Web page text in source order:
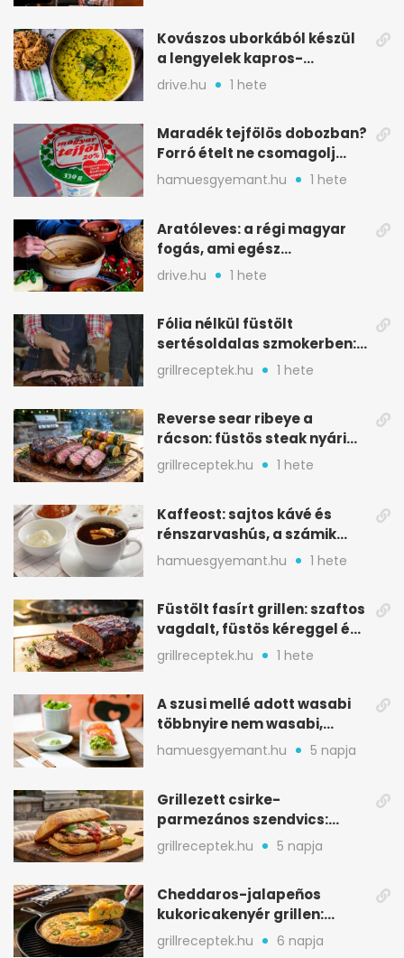
Kovászos uborkából készül
a lengyelek kapros-
savanykás levese
drive.hu 1 hete
Maradék tejfölös dobozban?
Forró ételt ne csomagolj
ilyen tégelybe
hamuesgyemant.hu 1 hete
Aratóleves: a régi magyar
fogás, ami egész
csapatokat jóllakatott
drive.hu 1 hete
Fólia nélkül füstölt
sertésoldalas szmokerben:
ropogós bark, 6 óra
grillreceptek.hu 1 hete
Reverse sear ribeye a
rácson: füstös steak nyári
tökkebabbal
grillreceptek.hu 1 hete
Kaffeost: sajtos kávé és
rénszarvashús, a számik
melegítő itala
hamuesgyemant.hu 1 hete
Füstölt fasírt grillen: szaftos
vagdalt, füstös kéreggel és
BBQ mázzal
grillreceptek.hu 1 hete
A szusi mellé adott wasabi
többnyire nem wasabi,
hanem fűszerkeverék
hamuesgyemant.hu 5 napja
Grillezett csirke-
parmezános szendvics:
ropogós csirke, olvadó sajt
grillreceptek.hu 5 napja
Cheddaros-jalapeños
kukoricakenyér grillen:
ropogós alj, puha belső
grillreceptek.hu 6 napja